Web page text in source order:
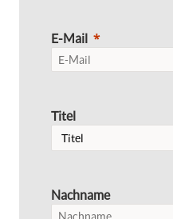
E-Mail
Titel
Nachname